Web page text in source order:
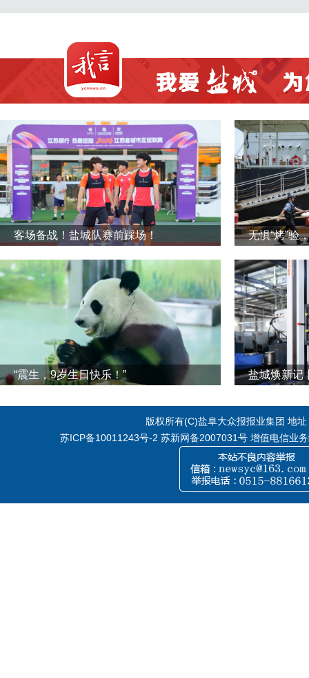
客场备战！盐城队赛前踩场！ 无惧“烤”验
“震生，9岁生日快乐！”
版权所有(C)盐阜大众报报业集团 地
苏ICP备10011243号-2 苏新网备2007031号 增值电信业